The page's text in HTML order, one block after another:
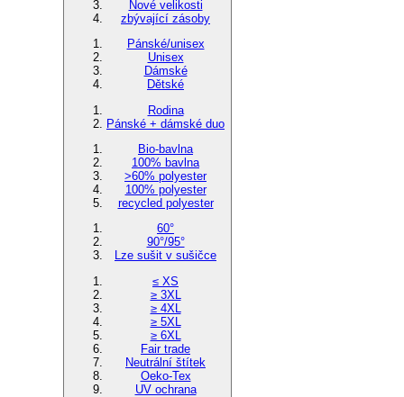
Nové velikosti
zbývající zásoby
Pánské/unisex
Unisex
Dámské
Dětské
Rodina
Pánské + dámské duo
Bio-bavlna
100% bavlna
>60% polyester
100% polyester
recycled polyester
60°
90°/95°
Lze sušit v sušičce
≤ XS
≥ 3XL
≥ 4XL
≥ 5XL
≥ 6XL
Fair trade
Neutrální štítek
Oeko-Tex
UV ochrana